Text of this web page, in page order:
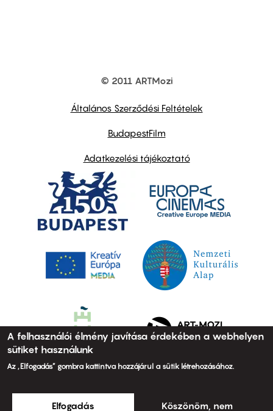
© 2011 ARTMozi
Általános Szerződési Feltételek
BudapestFilm
Adatkezelési tájékoztató
A felhasználói élmény javítása érdekében a webhelyen
sütiket használunk
Az „Elfogadás” gombra kattintva hozzájárul a sütik létrehozásához.
Elfogadás Köszönöm, nem